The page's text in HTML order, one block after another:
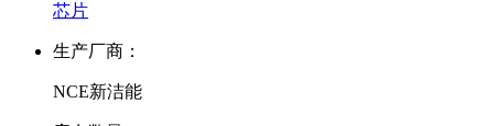
芯片
生产厂商：
NCE新洁能